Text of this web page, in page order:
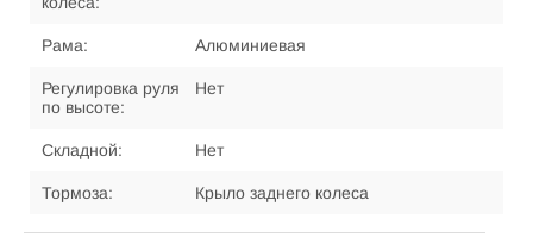
Рама: Алюминиевая
Регулировка руля
по высоте:
Нет
Складной: Нет
Тормоза: Крыло заднего колеса